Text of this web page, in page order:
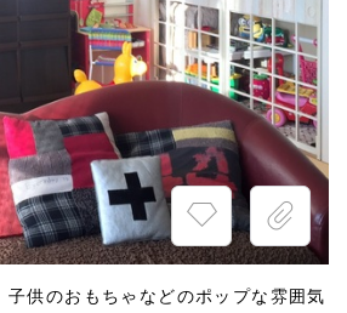
子供のおもちゃなどのポップな雰囲気